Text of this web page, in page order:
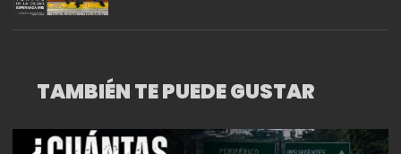
TAMBIÉN TE PUEDE GUSTAR